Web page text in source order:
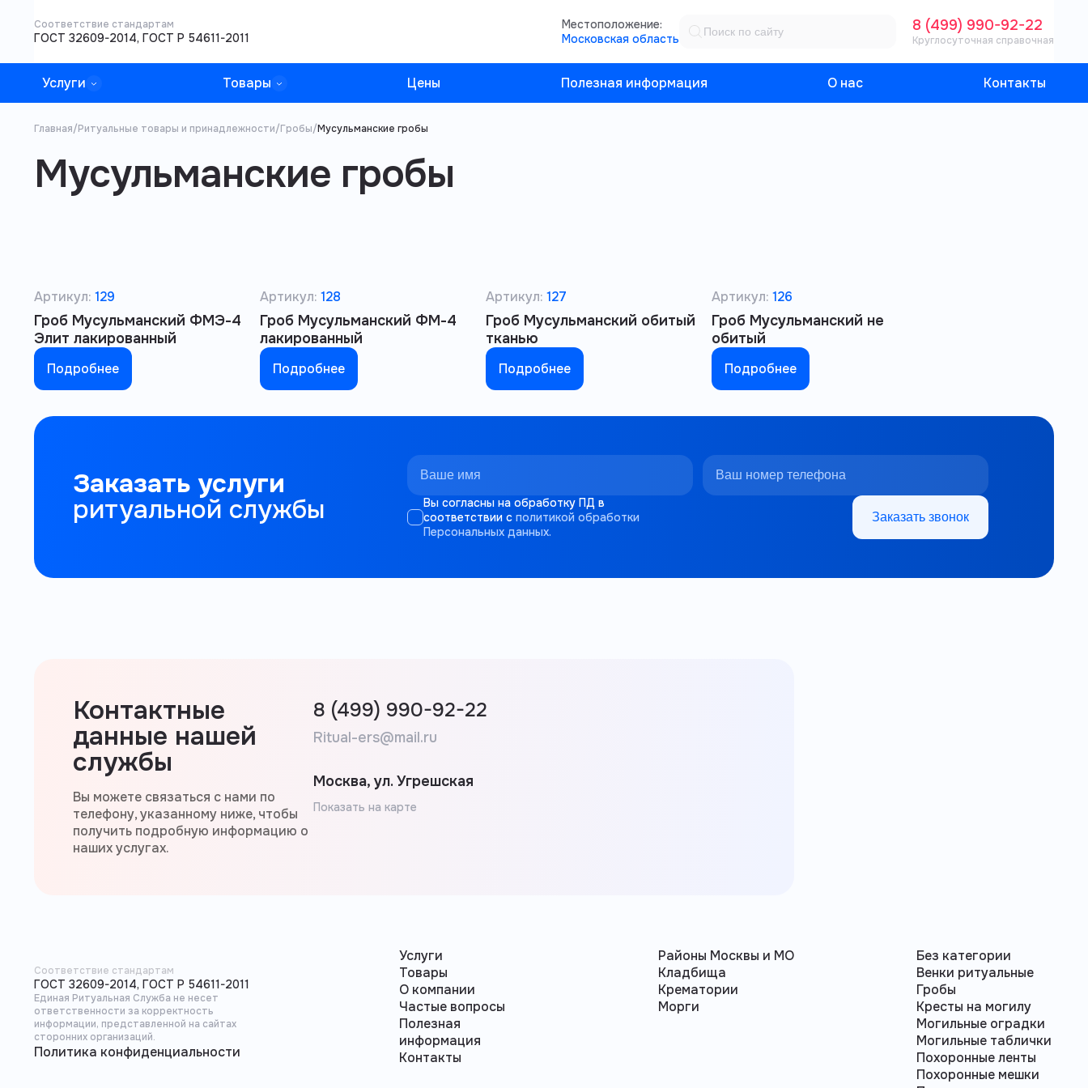
Соответствие стандартам
ГОСТ 32609-2014, ГОСТ Р 54611-2011
Местоположение:
Московская область
8 (499) 990-92-22
Круглосуточная справочная
Услуги Товары Цены Полезная информация О нас Контакты
Главная/Ритуальные товары и принадлежности/Гробы/Мусульманские гробы
Мусульманские гробы
Артикул: 129
Гроб Мусульманский ФМЭ-4
Элит лакированный
Подробнее
Артикул: 128
Гроб Мусульманский ФМ-4
лакированный
Подробнее
Артикул: 127
Гроб Мусульманский обитый
тканью
Подробнее
Артикул: 126
Гроб Мусульманский не
обитый
Подробнее
Заказать услуги
ритуальной службы
Вы согласны на обработку ПД в
соответствии с политикой обработки
Персональных данных.
Заказать звонок
Контактные
данные нашей
службы
Вы можете связаться с нами по
телефону, указанному ниже, чтобы
получить подробную информацию о
наших услугах.
8 (499) 990-92-22
Ritual-ers@mail.ru
Москва, ул. Угрешская
Показать на карте
Соответствие стандартам
ГОСТ 32609-2014, ГОСТ Р 54611-2011
Единая Ритуальная Служба не несет
ответственности за корректность
информации, представленной на сайтах
сторонних организаций.
Политика конфиденциальности
Услуги
Товары
О компании
Частые вопросы
Полезная
информация
Контакты
Районы Москвы и МО
Кладбища
Крематории
Морги
Без категории
Венки ритуальные
Гробы
Кресты на могилу
Могильные оградки
Могильные таблички
Похоронные ленты
Похоронные мешки